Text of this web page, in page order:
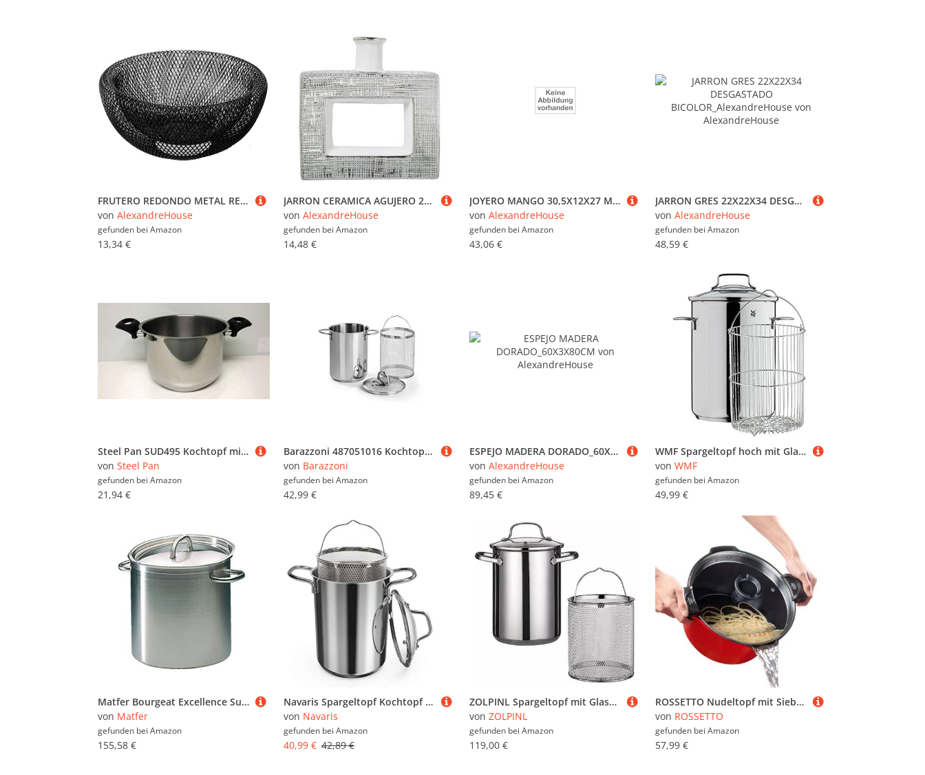
FRUTERO REDONDO METAL REJILLANEGRO °25X12CM
von AlexandreHouse
gefunden bei Amazon
13,34 €
JARRON CERAMICA AGUJERO 24CM PLATA/BLANCO BRILLO_24X6X24CM
von AlexandreHouse
gefunden bei Amazon
14,48 €
JOYERO MANGO 30,5X12X27 MAPAMUNDI MARRON
von AlexandreHouse
gefunden bei Amazon
43,06 €
JARRON GRES 22X22X34 DESGASTADO BICOLOR_AlexandreHouse
von AlexandreHouse
gefunden bei Amazon
48,59 €
Steel Pan SUD495 Kochtopf mit 2 Griffen, mehrfarbig
von Steel Pan
gefunden bei Amazon
21,94 €
Barazzoni 487051016 Kochtopf für Gemüse mit Korb, Edelstahl, Grau, 23.1 x 31.5 x 15.5 cm
von Barazzoni
gefunden bei Amazon
42,99 €
ESPEJO MADERA DORADO_60X3X80CM
von AlexandreHouse
gefunden bei Amazon
89,45 €
WMF Spargeltopf hoch mit Glasdeckel 16cm, Spargeltopf Induktion, Dampfgarer 5l, Cromargan Edelstahl poliert, Topf Induktion mit Siebeinsatz, geeignet für Pasta, Spaghetti, Gemüse
von WMF
gefunden bei Amazon
49,99 €
Matfer Bourgeat Excellence Suppentopf, 32 cm Deckel separat erhältlich.
von Matfer
gefunden bei Amazon
155,58 €
Navaris Spargeltopf Kochtopf Nudeltopf 3,9l - Topf zum Kochen von Spargel oder Spaghetti - aus Edelstahl mit Siebeinsatz - BPA-frei spülmaschinenfest
von Navaris
gefunden bei Amazon
40,99 € 42,89 €
ZOLPINL Spargeltopf mit Glasdeckel und Siebeinsatz, Gemüsedämpfer aus Edelstahl, Spaghetti-Nudelkocher für den Herd für die Küche zu Hause
von ZOLPINL
gefunden bei Amazon
119,00 €
ROSSETTO Nudeltopf mit Siebeinsatz Kochtopf groß 28 cm Spargeltopf Induktion mit Siebdeckel Spaghettitopf Pastatopf 8 Liter Suppentopf, Aluguss keramikantihaftbeschichtet, rot
von ROSSETTO
gefunden bei Amazon
57,99 €